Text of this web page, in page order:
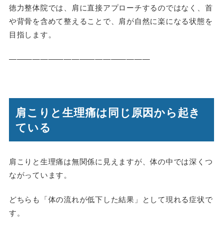
徳力整体院では、肩に直接アプローチするのではなく、首
や背骨を含めて整えることで、肩が自然に楽になる状態を
目指します。
――――――――――――――――――
肩こりと生理痛は同じ原因から起き
ている
肩こりと生理痛は無関係に見えますが、体の中では深くつ
ながっています。
どちらも「体の流れが低下した結果」として現れる症状で
す。